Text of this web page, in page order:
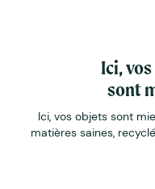
Ici,
sont
Ici, vos objets sont
matières saines,